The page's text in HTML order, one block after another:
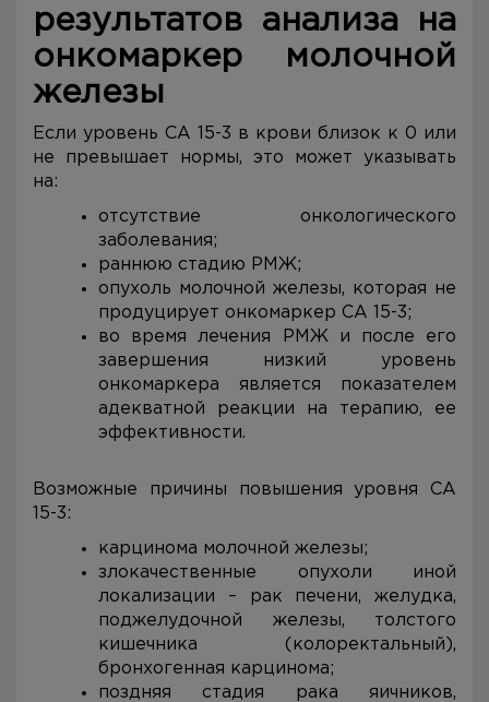
результатов анализа на
онкомаркер молочной
железы
Если уровень CA 15-3 в крови близок к 0 или
не превышает нормы, это может указывать
на:
отсутствие онкологического
заболевания;
раннюю стадию РМЖ;
опухоль молочной железы, которая не
продуцирует онкомаркер CA 15-3;
во время лечения РМЖ и после его
завершения низкий уровень
онкомаркера является показателем
адекватной реакции на терапию, ее
эффективности.
Возможные причины повышения уровня CA
15-3:
карцинома молочной железы;
злокачественные опухоли иной
локализации – рак печени, желудка,
поджелудочной железы, толстого
кишечника (колоректальный),
бронхогенная карцинома;
поздняя стадия рака яичников,